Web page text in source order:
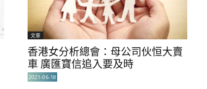
文章
香港女分析總會：母公司伙恒大賣
車 廣匯寶信追入要及時
2021-06-18